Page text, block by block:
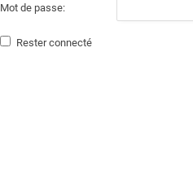
Mot de passe:
Rester connecté